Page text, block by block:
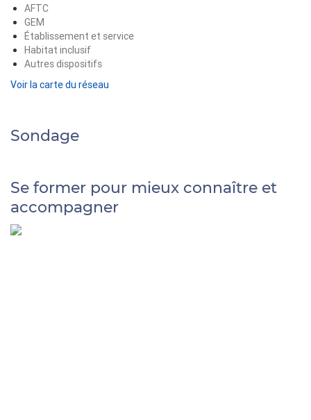
AFTC
GEM
Établissement et service
Habitat inclusif
Autres dispositifs
Voir la carte du réseau
Sondage
Se former pour mieux connaître et
accompagner